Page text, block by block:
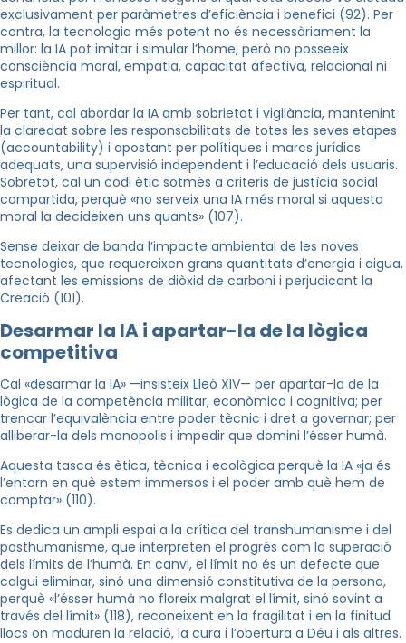
exclusivament per paràmetres d’eficiència i benefici (92). Per
contra, la tecnologia més potent no és necessàriament la
millor: la IA pot imitar i simular l’home, però no posseeix
consciència moral, empatia, capacitat afectiva, relacional ni
espiritual.
Per tant, cal abordar la IA amb sobrietat i vigilància, mantenint
la claredat sobre les responsabilitats de totes les seves etapes
(accountability) i apostant per polítiques i marcs jurídics
adequats, una supervisió independent i l’educació dels usuaris.
Sobretot, cal un codi ètic sotmès a criteris de justícia social
compartida, perquè «no serveix una IA més moral si aquesta
moral la decideixen uns quants» (107).
Sense deixar de banda l’impacte ambiental de les noves
tecnologies, que requereixen grans quantitats d’energia i aigua,
afectant les emissions de diòxid de carboni i perjudicant la
Creació (101).
Desarmar la IA i apartar-la de la lògica
competitiva
Cal «desarmar la IA» —insisteix Lleó XIV— per apartar-la de la
lògica de la competència militar, econòmica i cognitiva; per
trencar l’equivalència entre poder tècnic i dret a governar; per
alliberar-la dels monopolis i impedir que domini l’ésser humà.
Aquesta tasca és ètica, tècnica i ecològica perquè la IA «ja és
l’entorn en què estem immersos i el poder amb què hem de
comptar» (110).
Es dedica un ampli espai a la crítica del transhumanisme i del
posthumanisme, que interpreten el progrés com la superació
dels límits de l’humà. En canvi, el límit no és un defecte que
calgui eliminar, sinó una dimensió constitutiva de la persona,
perquè «l’ésser humà no floreix malgrat el límit, sinó sovint a
través del límit» (118), reconeixent en la fragilitat i en la finitud
llocs on maduren la relació, la cura i l’obertura a Déu i als altres.